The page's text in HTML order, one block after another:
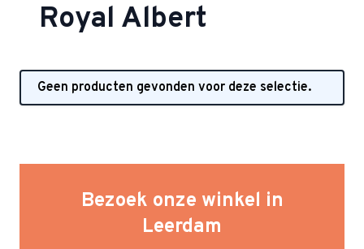
Royal Albert
Geen producten gevonden voor deze selectie.
Bezoek onze winkel in
Leerdam